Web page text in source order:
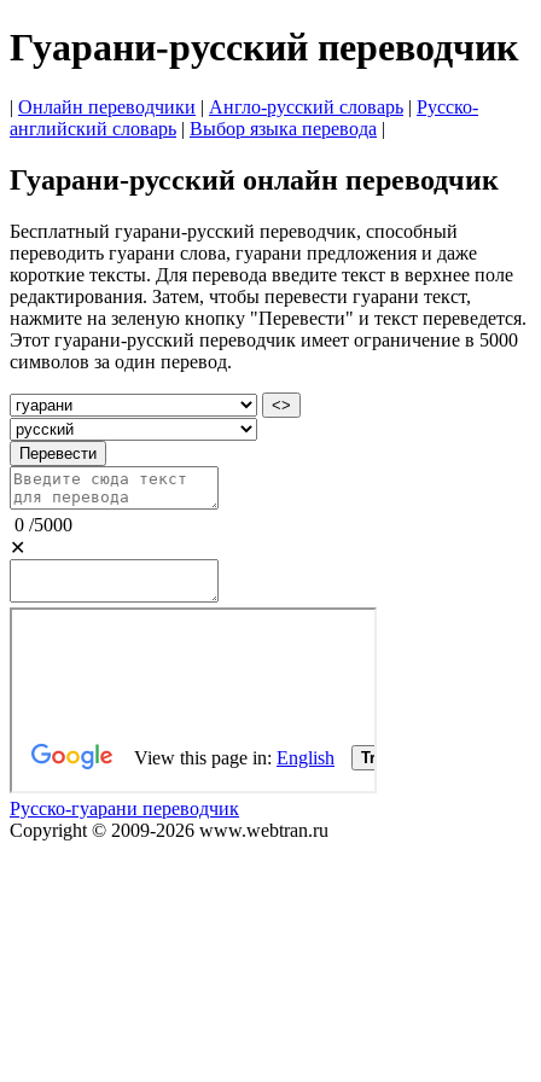
Гуарани-русский переводчик
| Онлайн переводчики | Англо-русский словарь | Русско-
английский словарь | Выбор языка перевода |
Гуарани-русский онлайн переводчик
Бесплатный гуарани-русский переводчик, способный
переводить гуарани слова, гуарани предложения и даже
короткие тексты. Для перевода введите текст в верхнее поле
редактирования. Затем, чтобы перевести гуарани текст,
нажмите на зеленую кнопку "Перевести" и текст переведется.
Этот гуарани-русский переводчик имеет ограничение в 5000
символов за один перевод.
<>
Перевести
0 /5000
✕
Русско-гуарани переводчик
Copyright © 2009-2026 www.webtran.ru